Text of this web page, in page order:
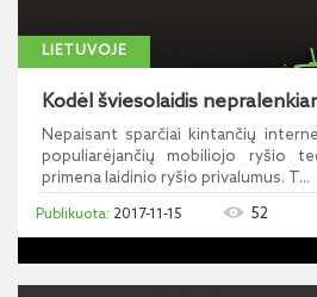
LIETUVOJE
Kodėl šviesolaidis
Nepaisant sparčiai kintančių
populiarėjančių mobiliojo ryšio
primena laidinio ryšio privalumus. T...
2017-11-15 52